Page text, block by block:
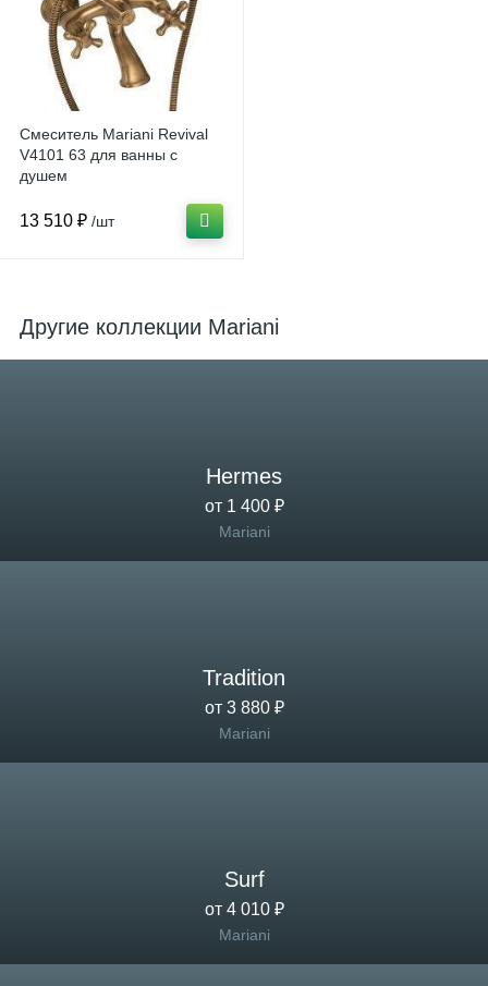
Смеситель Mariani Revival
V4101 63 для ванны с
душем
13 510 ₽ /шт
Другие коллекции Mariani
Hermes
от 1 400 ₽
Mariani
Tradition
от 3 880 ₽
Mariani
Surf
от 4 010 ₽
Mariani